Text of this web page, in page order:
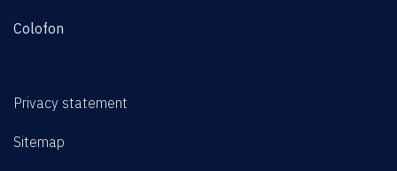
Colofon
Privacy statement
Sitemap